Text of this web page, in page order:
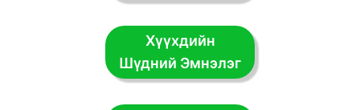
Хүүхдийн
Шүдний Эмнэлэг